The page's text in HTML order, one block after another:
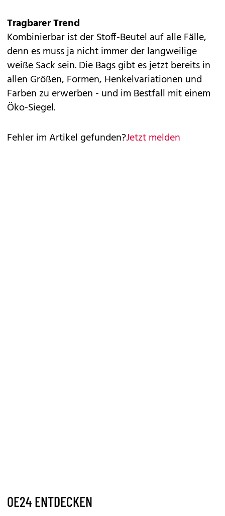
Tragbarer Trend
Kombinierbar ist der Stoff-Beutel auf alle Fälle,
denn es muss ja nicht immer der langweilige
weiße Sack sein. Die Bags gibt es jetzt bereits in
allen Größen, Formen, Henkelvariationen und
Farben zu erwerben - und im Bestfall mit einem
Öko-Siegel.
Fehler im Artikel gefunden?Jetzt melden
OE24 ENTDECKEN